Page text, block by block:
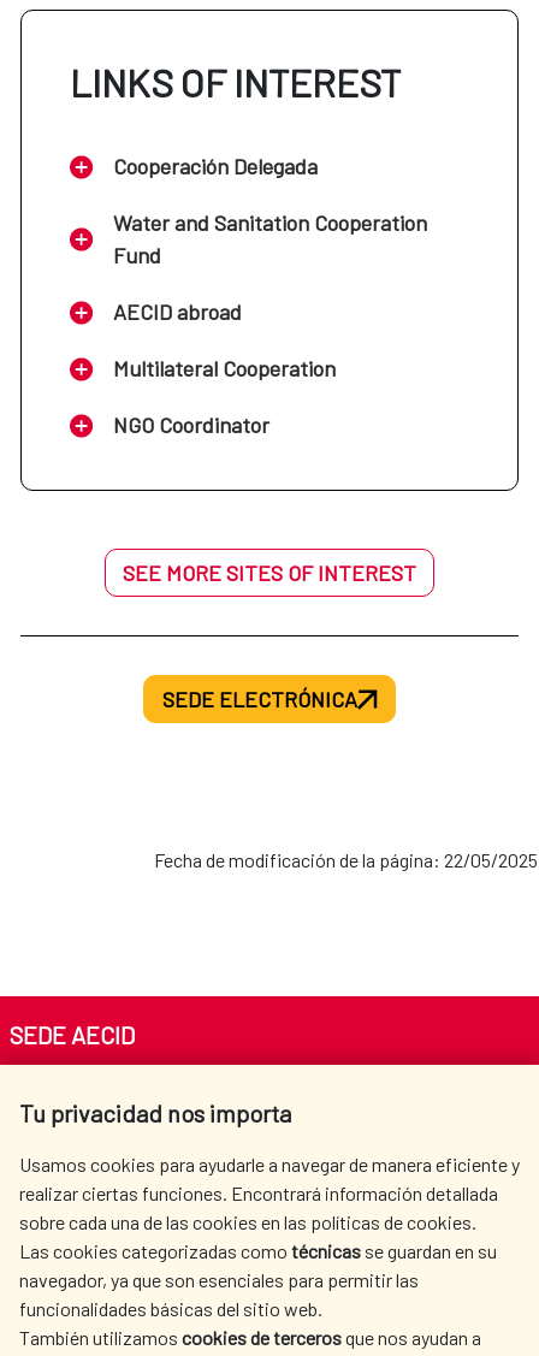
LINKS OF INTEREST
Cooperación Delegada
Water and Sanitation Cooperation
Fund
AECID abroad
Multilateral Cooperation
NGO Coordinator
SEE MORE SITES OF INTEREST
SEDE ELECTRÓNICA
Fecha de modificación de la página: 22/05/2025
Tu privacidad nos importa
Usamos cookies para ayudarle a navegar de manera eficiente y
realizar ciertas funciones. Encontrará información detallada
sobre cada una de las cookies en las políticas de cookies.
Las cookies categorizadas como técnicas se guardan en su
navegador, ya que son esenciales para permitir las
funcionalidades básicas del sitio web.
También utilizamos cookies de tercerosque nos ayudan a
SEDE AECID
Tel. +34 900 20 30 54​​​​​​​
AECID
WHERE DO WE COOPERATE?
SPANISH HUMANITARIAN
ACTION
PRESS ROOM
CULTURE AND SCIENCE LIBRARY